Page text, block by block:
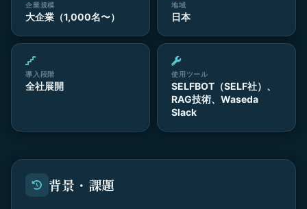
企業規模
大企業（1,000名〜）
地域
日本
導入段階
全社展開
使用ツール
SELFBOT（SELF社）、
RAG技術、Waseda
Slack
背景・課題